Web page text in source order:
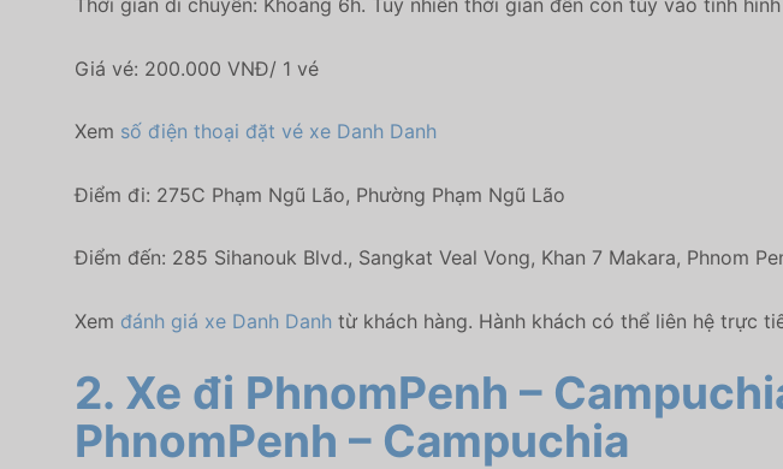
Thời gian di chuyển: Khoảng 6h. Tuy nhiên thời gian đến còn tùy vào tình
Giá vé: 200.000 VNĐ/ 1 vé
Xem số điện thoại đặt vé xe Danh Danh
Điểm đi: 275C Phạm Ngũ Lão, Phường Phạm Ngũ Lão
Điểm đến: 285 Sihanouk Blvd., Sangkat Veal Vong, Khan 7 Makara, Phnom
Xem đánh giá xe Danh Danh từ khách hàng. Hành khách có thể liên hệ trực
2. Xe đi PhnomPenh –
PhnomPenh – Campuchia